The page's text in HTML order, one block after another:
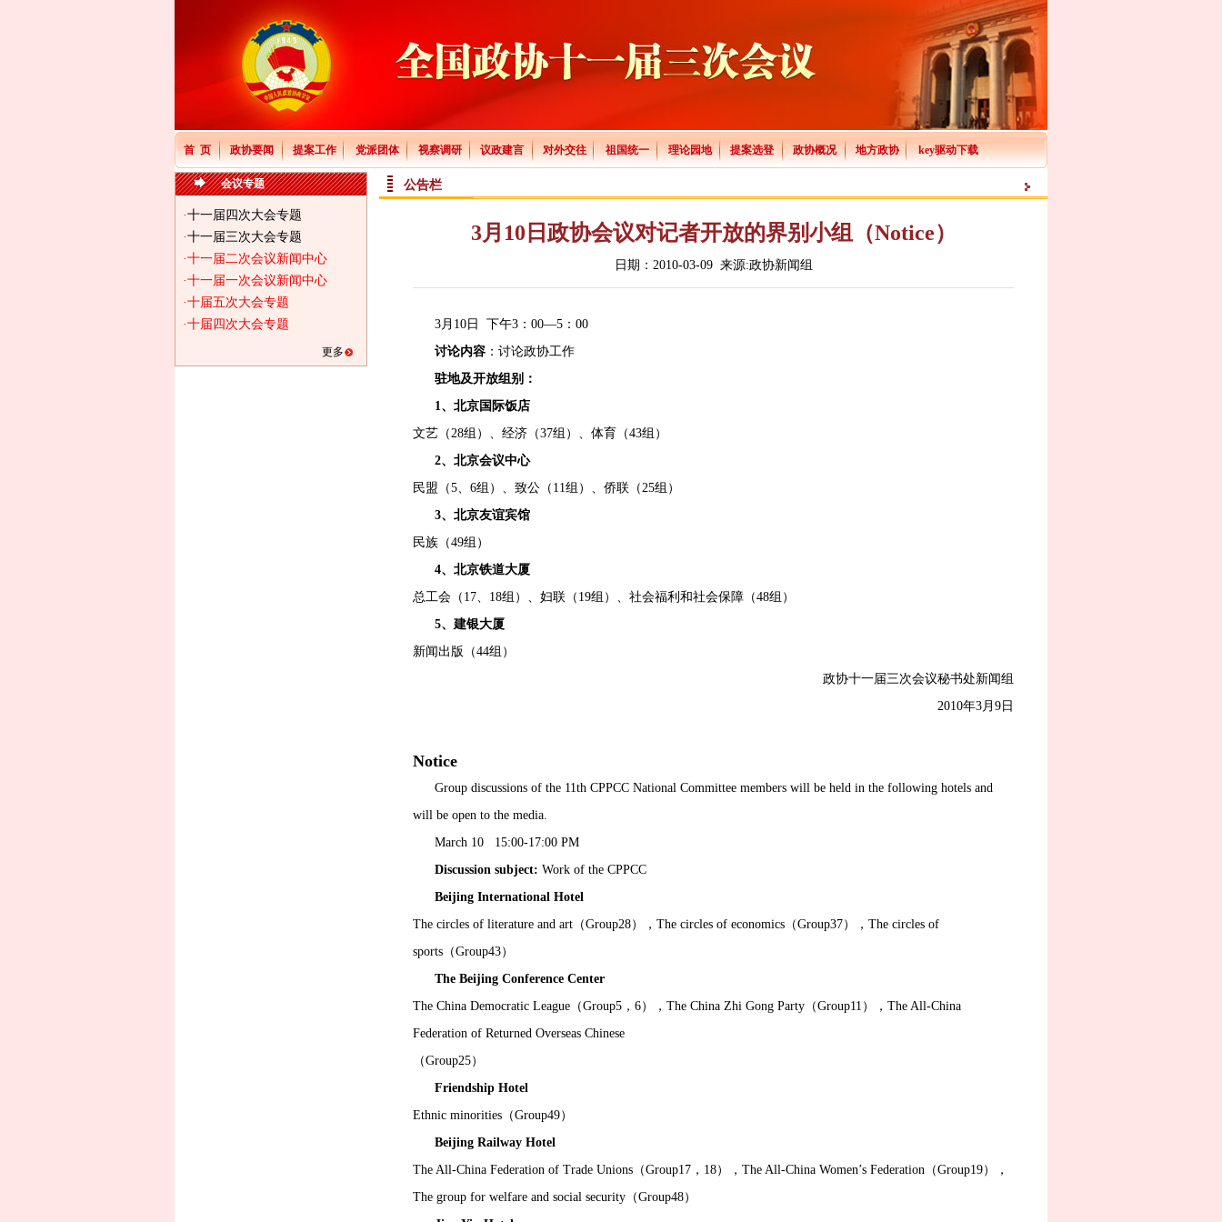
首 页 政协要闻 提案工作 党派团体 视察调研 议政建言 对外交往 祖国统一 理论园地 提案选登 政协概况 地方政协 key驱动下载
会议专题
·十一届四次大会专题
·十一届三次大会专题
·十一届二次会议新闻中心
·十一届一次会议新闻中心
·十届五次大会专题
·十届四次大会专题
更多
公告栏
3月10日政协会议对记者开放的界别小组（Notice）
日期：2010-03-09 来源:政协新闻组
3月10日 下午3：00—5：00
讨论内容：讨论政协工作
驻地及开放组别：
1、北京国际饭店
文艺（28组）、经济（37组）、体育（43组）
2、北京会议中心
民盟（5、6组）、致公（11组）、侨联（25组）
3、北京友谊宾馆
民族（49组）
4、北京铁道大厦
总工会（17、18组）、妇联（19组）、社会福利和社会保障（48组）
5、建银大厦
新闻出版（44组）
政协十一届三次会议秘书处新闻组
2010年3月9日
Notice
Group discussions of the 11th CPPCC National Committee members will be held in the following hotels and
will be open to the media.
March 10 15:00-17:00 PM
Discussion subject: Work of the CPPCC
Beijing International Hotel
The circles of literature and art（Group28），The circles of economics（Group37），The circles of
sports（Group43）
The Beijing Conference Center
The China Democratic League（Group5，6），The China Zhi Gong Party（Group11），The All-China
Federation of Returned Overseas Chinese
（Group25）
Friendship Hotel
Ethnic minorities（Group49）
Beijing Railway Hotel
The All-China Federation of Trade Unions（Group17，18），The All-China Women’s Federation（Group19），
The group for welfare and social security（Group48）